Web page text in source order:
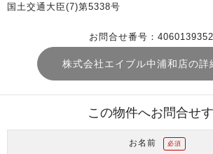
国土交通大臣(7)第5338号
お問合せ番号：
株式会社エイブル中浦和店の詳
この物件へお問合せ
お名前 必須